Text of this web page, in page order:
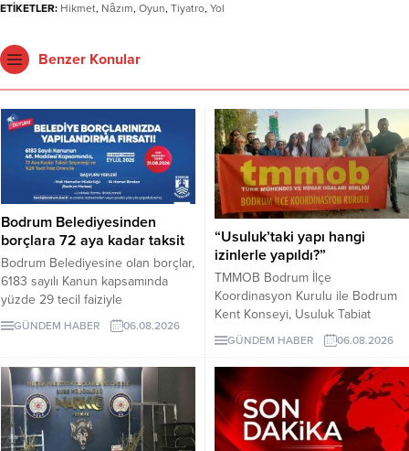
ETİKETLER: Hikmet, Nâzım, Oyun, Tiyatro, Yol
Benzer Konular
Bodrum Belediyesinden
borçlara 72 aya kadar taksit
Bodrum Belediyesine olan borçlar,
6183 sayılı Kanun kapsamında
yüzde 29 tecil faiziyle
taksitlendirilebilecek. Gerçek
kişiler için 48 aya, belirli koşulları
kadar taksit uygulanacak. Son
başvuru tarihi 31 Ağustos 2026.
GÜNDEM HABER 06.08.2026
“Usuluk’taki yapı hangi
izinlerle yapıldı?”
TMMOB Bodrum İlçe
Koordinasyon Kurulu ile Bodrum
Kent Konseyi, Usuluk Tabiat
Parkı’ndaki “flamingo yapısı” ve
diğer uygulamaların dayandığı
izinlerin açıklanmasını istedi.
Yapılan açıklamada, geçmiş yargı
kararlarının uygulanması ve
korunan alanda geri dönüşü
olmayan müdahalelerden
GÜNDEM HABER 06.08.2026